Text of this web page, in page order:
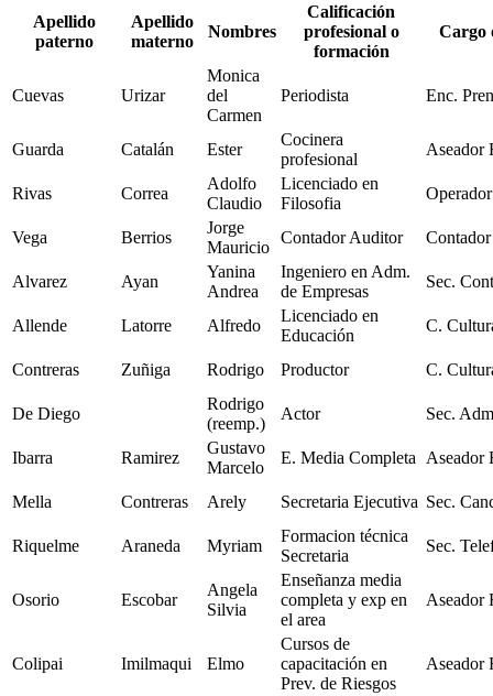
Apellido
paterno
Apellido
materno
Nombres
Calificación
profesional o
formación
Cargo
Cuevas Urizar
Monica
del
Carmen
Periodista Enc.
Guarda Catalán Ester
Cocinera
profesional
Aseador
Rivas Correa
Adolfo
Claudio
Licenciado en
Filosofia
Vega Berrios
Jorge
Mauricio
Contador Auditor Contador
Alvarez Ayan
Yanina
Andrea
Ingeniero en Adm.
de Empresas
Sec.
Allende Latorre Alfredo
Licenciado en
Educación
C.
Contreras Zuñiga Rodrigo Productor C.
De Diego
Rodrigo
(reemp.)
Actor Sec.
Ibarra Ramirez
Gustavo
Marcelo
E. Media Completa Aseador
Mella Contreras Arely Secretaria Ejecutiva Sec.
Riquelme Araneda Myriam
Formacion técnica
Secretaria
Sec.
Osorio Escobar
Angela
Silvia
Enseñanza media
completa y exp en
el area
Aseador
Colipai Imilmaqui Elmo
Cursos de
capacitación en
Prev. de Riesgos
Aseador